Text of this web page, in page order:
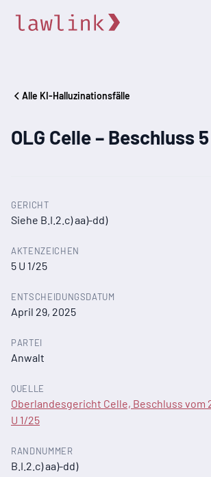
Alle KI-Halluzinationsfälle
OLG Celle – Beschluss
GERICHT
Siehe B.I.2.c) aa)-dd)
AKTENZEICHEN
5 U 1/25
ENTSCHEIDUNGSDATUM
April 29, 2025
PARTEI
Anwalt
QUELLE
Oberlandesgericht Celle, Beschluss vom
U 1/25
RANDNUMMER
B.I.2.c) aa)-dd)